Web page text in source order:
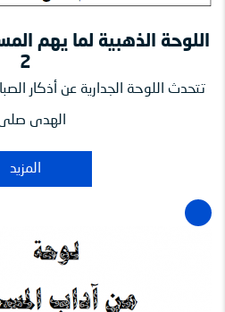
اللوحة الذهبية لما يهم
2
تتحدث اللوحة الجدارية عن أذكار
الهدى
المزيد